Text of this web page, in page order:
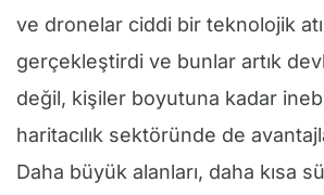
ve dronelar ciddi bir teknolojik
gerçekleştirdi ve bunlar artık
değil, kişiler boyutuna kadar
haritacılık sektöründe de
Daha büyük alanları, daha kısa